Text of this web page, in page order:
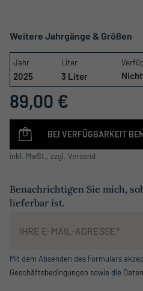
Weitere Jahrgänge & Größen
Jahr
2025
Liter
3 Liter
89,00 €
BEI VERFÜGBARKEIT
inkl. MwSt., zzgl. Versand
Benachrichtigen Sie mich,
lieferbar ist.
Mit dem Absenden des Formulars
Geschäftsbedingungen sowie die